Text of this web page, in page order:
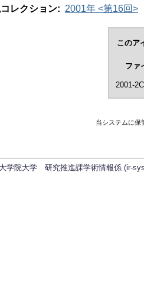
レクション: 2001年 <第16回>
このア
ファ
2001-
当システムに保
学院大学 研究推進課学術情報係 (ir-